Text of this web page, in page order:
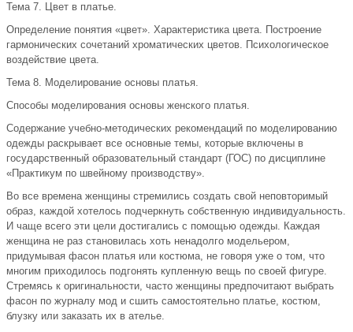
Тема 7. Цвет в платье.
Определение понятия «цвет». Характеристика цвета. Построение
гармонических сочетаний хроматических цветов. Психологическое
воздействие цвета.
Тема 8. Моделирование основы платья.
Способы моделирования основы женского платья.
Содержание учебно-методических рекомендаций по моделированию
одежды раскрывает все основные темы, которые включены в
государственный образовательный стандарт (ГОС) по дисциплине
«Практикум по швейному производству».
Во все времена женщины стремились создать свой неповторимый
образ, каждой хотелось подчеркнуть собственную индивидуальность.
И чаще всего эти цели достигались с помощью одежды. Каждая
женщина не раз становилась хоть ненадолго модельером,
придумывая фасон платья или костюма, не говоря уже о том, что
многим приходилось подгонять купленную вещь по своей фигуре.
Стремясь к оригинальности, часто женщины предпочитают выбрать
фасон по журналу мод и сшить самостоятельно платье, костюм,
блузку или заказать их в ателье.